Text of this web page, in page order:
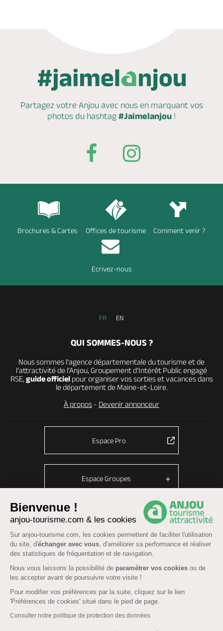
Bienvenue !
anjou-tourisme.com & les cookies
Sur anjou-tourisme.com, les cookies permettent de faciliter l'utilisation
du site, d'échanger avec vous, d'améliorer sa performance et réaliser
des statistiques de fréquentation et de navigation.
Nous vous laissons la possibilité de paramétrer vos cookies ou de
les accepter avant de poursuivre votre visite !
Pour modifier vos préférences par la suite, cliquez sur le lien
'Préférences de cookies' situé dans le pied de page.
Consulter notre politique de protection des données
Partagez votre Anjou avec nous en marquantvos
photos du hashtag #Jaimelanjou !
Brochures & Cartes Offices de tourisme Comment venir ?
Ecrivez-nous
FR EN
QUI SOMMES-NOUS ?
Nous sommes l’agence départementale du tourisme et de
l’attractivité de l’Anjou, Groupement d’Intérêt Public engagé
RSE, guide officielpour organiser vos sorties et vacances dans
le département de Maine-et-Loire.
À propos - Devenir annonceur
Espace Pro
Espace Groupes
© Anjou tourisme 2026 -Plan du site-Fonctionnement du site
Mentions légales Données personnelles
CGU Réservation-Accessibilité : partiellement conforme